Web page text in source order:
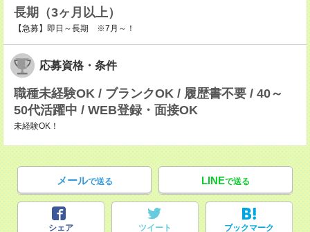
長期（3ヶ月以上）
【急募】即日～長期 ※7月～！
応募資格・条件
職種未経験OK / ブランクOK / 履歴書不要 / 40～
50代活躍中 / WEB登録・面接OK
未経験OK！
メールで送る LINEで送る
シェア ツイート ブックマーク